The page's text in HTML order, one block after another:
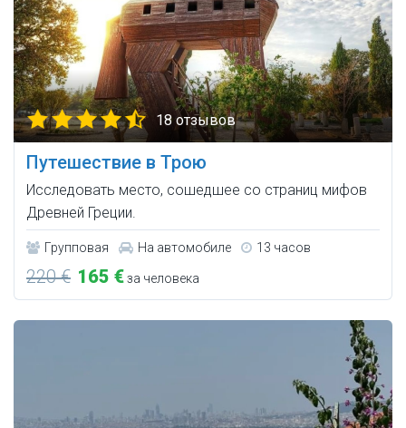
18 отзывов
Путешествие в Трою
Исследовать место, сошедшее со страниц мифов
Древней Греции.
Групповая На автомобиле 13 часов
220 € 165 €за человека